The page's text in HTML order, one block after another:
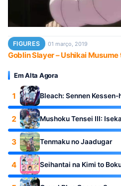
FIGURES 01 março, 2019
Goblin Slayer – Ushikai
Em Alta Agora
1 Bleach: Sennen
2 Mushoku Tensei III:
3 Tenmaku no Jaadugar
4 Seihantai na Kimi to